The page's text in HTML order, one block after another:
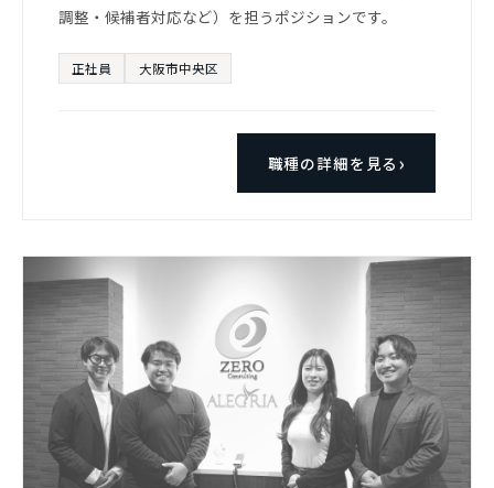
調整・候補者対応など）を担うポジションです。
正社員 大阪市中央区
職種の詳細を見る